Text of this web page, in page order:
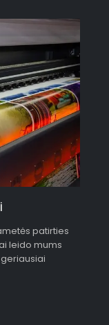
patirties
leido mums